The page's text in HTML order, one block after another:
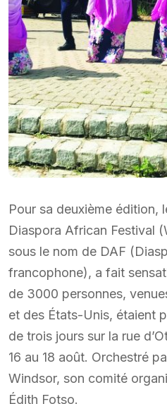
Pour sa deuxième édition,
Diaspora African Festival
sous le nom de DAF
francophone), a fait
de 3000 personnes,
et des États-Unis, étaient
de trois jours sur la rue
16 au 18 août. Orchestré
Windsor, son comité
Édith Fotso.